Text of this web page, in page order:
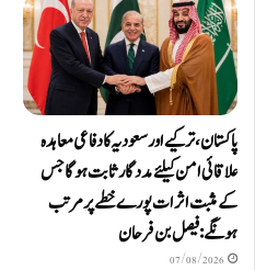
پاکستان، ترکیے اور سعودیہ کا دفاعی معاہدہ
علاقائی امن کیلئے مددگار ثابت ہوگا جس
کے مثبت اثرات پورے خطے پر مرتب
ہونگے: فیصل بن فرحان
07/08/2026